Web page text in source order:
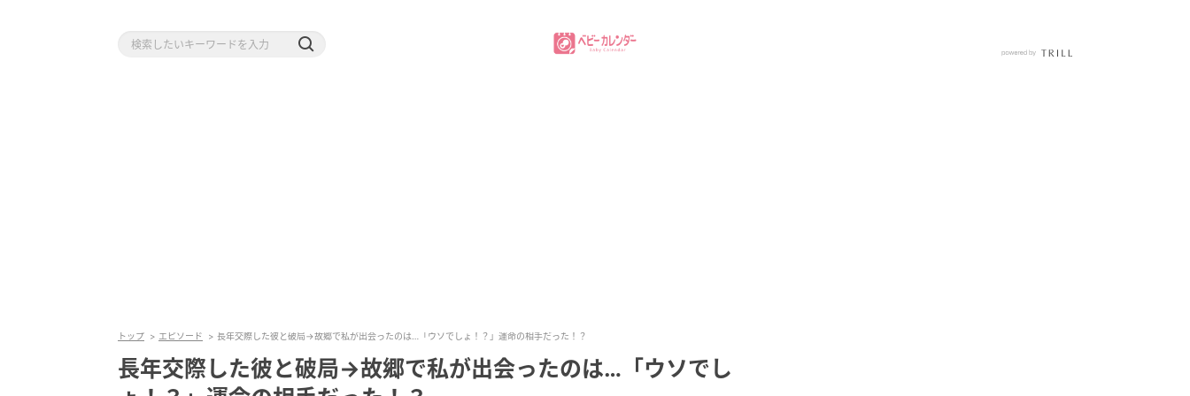
トップ エピソード 長年交際した彼と破局→故郷で私が出会ったのは…「ウソでしょ！？」運命の相手だった！？
長年交際した彼と破局→故郷で私が出会ったのは…「ウソでし